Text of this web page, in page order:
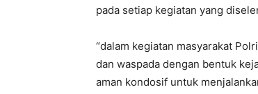
pada setiap kegiatan yang
“dalam kegiatan masyarakat
dan waspada dengan bentuk
aman kondosif untuk